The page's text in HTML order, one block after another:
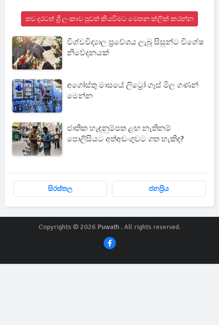
තව දුරටත් ශ්‍රී ලංකාව පුවත් කියවීමට මෙතන ක්ලික් කරන්න
විශ්වවිද්‍යාල ප්‍රවේශය ලැබූ සිසුන්ට විශේෂ
නිවේදනයක්
අගෝස්තු මාසයේ ලිට්‍රෝ ගෑස් මිල ගණන්
මෙන්න
ජාතික හැඳුනුම්පත ළඟ නැතිනම්
පොලිසියට අත්අඩංගුවට ගත හැකිද?
සිරස්තල ජනප්‍රිය
Copyrights © 2026 Puwath. All rights reserved.